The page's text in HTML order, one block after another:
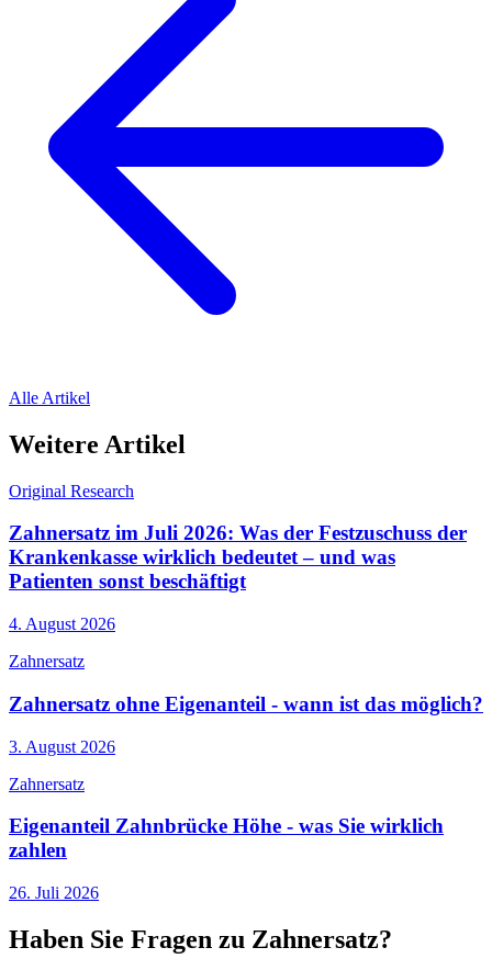
Alle Artikel
Weitere Artikel
Original Research
Zahnersatz im Juli 2026: Was der Festzuschuss der
Krankenkasse wirklich bedeutet – und was
Patienten sonst beschäftigt
4. August 2026
Zahnersatz
Zahnersatz ohne Eigenanteil - wann ist das möglich?
3. August 2026
Zahnersatz
Eigenanteil Zahnbrücke Höhe - was Sie wirklich
zahlen
26. Juli 2026
Haben Sie Fragen zu Zahnersatz?